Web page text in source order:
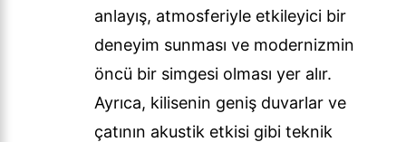
anlayış, atmosferiyle etkileyici bir
deneyim sunması ve modernizmin
öncü bir simgesi olması yer alır.
Ayrıca, kilisenin geniş duvarlar ve
çatının akustik etkisi gibi teknik